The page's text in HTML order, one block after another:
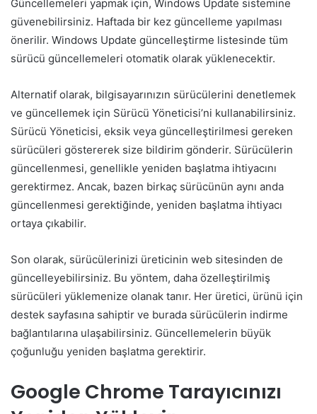
Güncellemeleri yapmak için, Windows Update sistemine
güvenebilirsiniz. Haftada bir kez güncelleme yapılması
önerilir. Windows Update güncelleştirme listesinde tüm
sürücü güncellemeleri otomatik olarak yüklenecektir.
Alternatif olarak, bilgisayarınızın sürücülerini denetlemek
ve güncellemek için Sürücü Yöneticisi’ni kullanabilirsiniz.
Sürücü Yöneticisi, eksik veya güncelleştirilmesi gereken
sürücüleri göstererek size bildirim gönderir. Sürücülerin
güncellenmesi, genellikle yeniden başlatma ihtiyacını
gerektirmez. Ancak, bazen birkaç sürücünün aynı anda
güncellenmesi gerektiğinde, yeniden başlatma ihtiyacı
ortaya çıkabilir.
Son olarak, sürücülerinizi üreticinin web sitesinden de
güncelleyebilirsiniz. Bu yöntem, daha özelleştirilmiş
sürücüleri yüklemenize olanak tanır. Her üretici, ürünü için
destek sayfasına sahiptir ve burada sürücülerin indirme
bağlantılarına ulaşabilirsiniz. Güncellemelerin büyük
çoğunluğu yeniden başlatma gerektirir.
Google Chrome Tarayıcınızı